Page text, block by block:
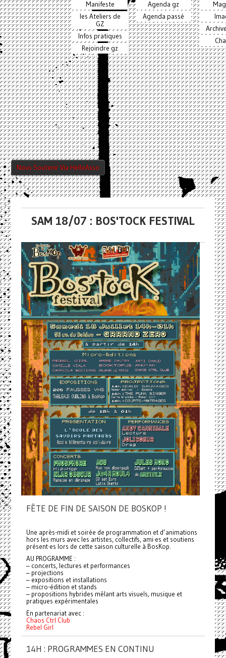
Manifeste
les Ateliers de
GZ
Infos pratiques
Rejoindre gz
Agenda gz
Agenda passé
Nous Soutenir Via HelloAsso
SAM 18/07 : BOS'TOCK FESTIVAL
FÊTE DE FIN DE SAISON DE BOSKOP !
Une après-midi et soirée de programmation et d’animations
hors les murs avec les artistes, collectifs, ami·es et soutiens
présent·es lors de cette saison culturelle à BosKop.
AU PROGRAMME :
– concerts, lectures et performances
– projections
– expositions et installations
– micro-édition et stands
– propositions hybrides mêlant arts visuels, musique et
pratiques expérimentales
En partenariat avec :
Chaos Ctrl Club
Rebel Girl
14H : PROGRAMMES EN CONTINU